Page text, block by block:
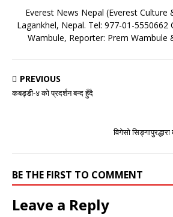
Everest News Nepal (Everest Culture
Lagankhel, Nepal. Tel: 977-01-5550662
Wambule, Reporter: Prem Wambule
PREVIOUS
कबड्डी-४ को प्रदर्शन बन्द हुँदै
विगेसो
BE THE FIRST TO COMMENT
Leave a Reply